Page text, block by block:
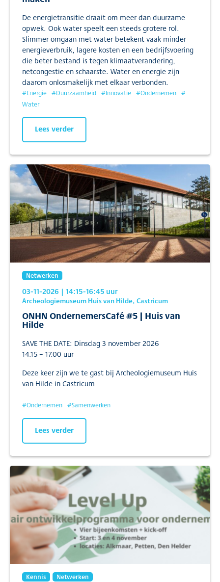
De energietransitie draait om meer dan duurzame
opwek. Ook water speelt een steeds grotere rol.
Slimmer omgaan met water betekent vaak minder
energieverbruik, lagere kosten en een bedrijfsvoering
die beter bestand is tegen klimaatverandering,
netcongestie en schaarste. Water en energie zijn
daarom onlosmakelijk met elkaar verbonden.
#Energie #Duurzaamheid #Innovatie #Ondernemen #
Water
Lees verder
Netwerken
03-11-2026 | 14:15-16:45 uur
Archeologiemuseum Huis van Hilde, Castricum
ONHN OndernemersCafé #5 | Huis van
Hilde
SAVE THE DATE: Dinsdag 3 november 2026
14.15 – 17.00 uur
Deze keer zijn we te gast bij Archeologiemuseum Huis
van Hilde in Castricum
#Ondernemen #Samenwerken
Lees verder
Kennis Netwerken